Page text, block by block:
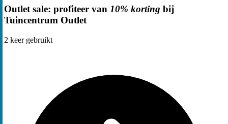
Outlet sale: profiteer van 10% korting bij
Tuincentrum Outlet
2 keer gebruikt